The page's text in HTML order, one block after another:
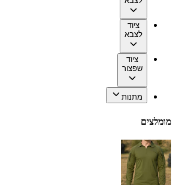
ציוד
לצבא
ציוד
שפצור
מתנות
מומלצים